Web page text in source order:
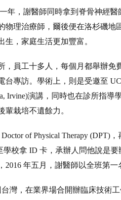
年，謝醫師同時拿到脊骨神經
物理治療師，爾後便在洛杉磯
，家庭生活更加豐富。
，員工十多人，每個月都舉辦免
專訪。學術上，則是受邀至
Irvine)演講，同時也在診所指導
輩栽培不遺餘力。
of Physical Therapy (DPT)
學校拿 ID 卡，承辦人問他說是
年五月，謝醫師以全班第一
台灣，在業界場合開辦臨床技術